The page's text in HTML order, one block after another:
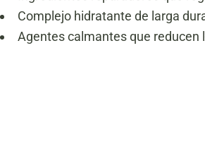
Complejo hidratante de larga
Agentes calmantes que reducen